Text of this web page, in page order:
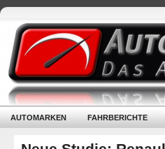
AUTOMARKEN FAHRBERICHTE